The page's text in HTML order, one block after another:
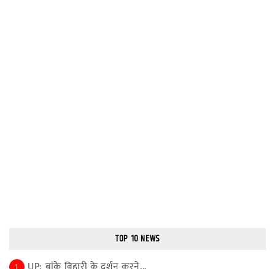
TOP 10 NEWS
1